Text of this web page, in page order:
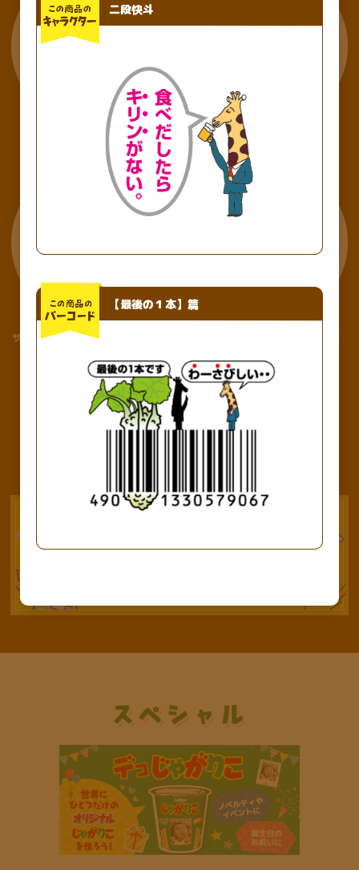
サワークリーム＆ペッパー味 うなぎの蒲焼味
サワークリーム＆ペッパー味Lサイズ 辛いやつ ホット＆スパイシー味
もっとみる
二段快斗
【最後の１本】篇